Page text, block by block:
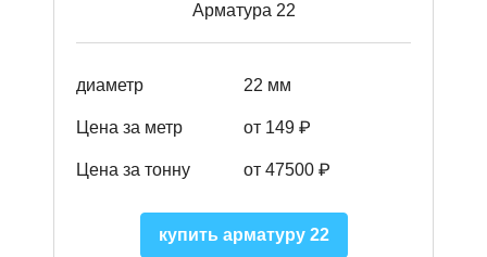
Арматура 22
диаметр 22 мм
Цена за метр от 149 ₽
Цена за тонну от 47500 ₽
купить арматуру 22